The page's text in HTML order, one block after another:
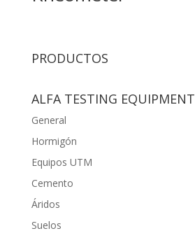
PRODUCTOS
ALFA TESTING EQUIPMENT
General
Hormigón
Equipos UTM
Cemento
Áridos
Suelos